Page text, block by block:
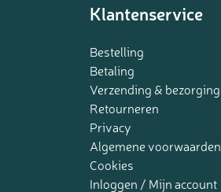
Klantenservice
Bestelling
Betaling
Verzending & bezorging
Retourneren
Privacy
Algemene voorwaarden
Cookies
Inloggen / Mijn account